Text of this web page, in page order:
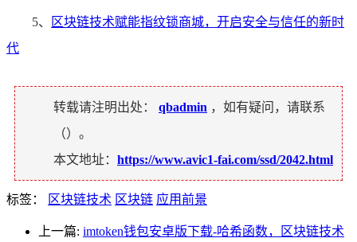
5、
区块链技术赋能指纹锁商城，开启安全与信任的新时
代
转载请注明出处： qbadmin ，如有疑问，请联系
（）。
本文地址： https://www.avic1-fai.com/ssd/2042.html
标签： 区块链技术 区块链 应用前景
上一篇: imtoken钱包安卓版下载-哈希函数，区块链技术